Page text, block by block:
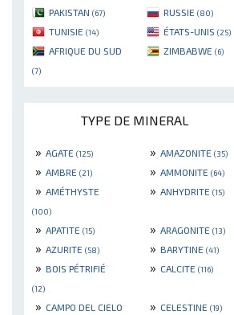
PAKISTAN (67) RUSSIE (80)
TUNISIE (14) ÉTATS-UNIS (25)
AFRIQUE DU SUD
(7)
ZIMBABWE (6)
TYPE DE MINERAL
» AGATE (125) » AMAZONITE (35)
» AMBRE (21) » AMMONITE (64)
» AMÉTHYSTE
(100)
» ANHYDRITE (15)
» APATITE (15) » ARAGONITE (13)
» AZURITE (58) » BARYTINE (41)
» BOIS PÉTRIFIÉ
(12)
» CALCITE (116)
» CAMPO DEL CIELO » CELESTINE (19)